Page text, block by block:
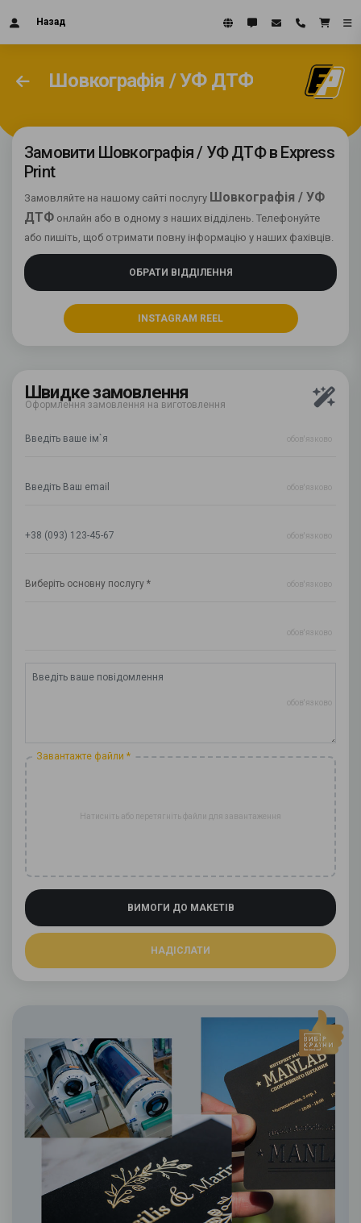
Назад
Шовкографія / УФ ДТФ
Замовити Шовкографія / УФ ДТФ в Express
Print
Замовляйте на нашому сайті послугу Шовкографія / УФ
ДТФ онлайн або в одному з наших відділень. Телефонуйте
або пишіть, щоб отримати повну інформацію у наших фахівців.
ОБРАТИ ВІДДІЛЕННЯ
INSTAGRAM REEL
Швидке замовлення
Оформлення замовлення на виготовлення
обов'язково
обов'язково
обов'язково
обов'язково
обов'язково
обов'язково
Завантажте файли *
Натисніть або перетягніть файли для завантаження
ВИМОГИ ДО МАКЕТІВ
НАДІСЛАТИ